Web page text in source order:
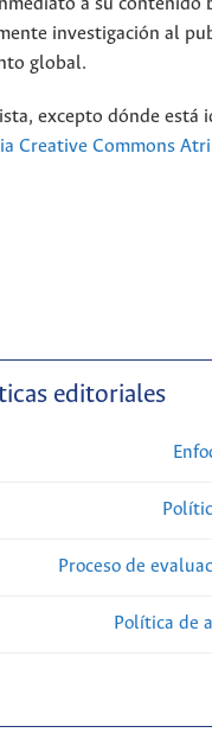
a su contenido
investigación al
global.
excepto dónde está
Creative Commons
editoriales
Proceso de
Política de